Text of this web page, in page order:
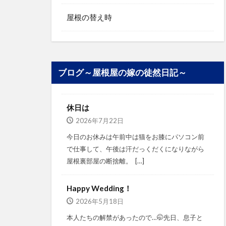
屋根の替え時
ブログ～屋根屋の嫁の徒然日記～
休日は
2026年7月22日
今日のお休みは午前中は猫をお膝にパソコン前
で仕事して、午後は汗だっくだくになりながら
屋根裏部屋の断捨離。⁡ ⁡ […]
Happy Wedding！
2026年5月18日
本人たちの解禁があったので…🤭⁡⁡先日、息子と